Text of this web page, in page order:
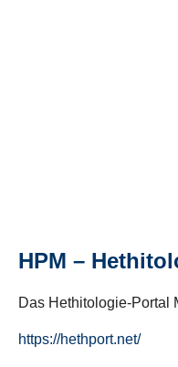
HPM –
Das Hethitologie-Portal
https://hethport.net/